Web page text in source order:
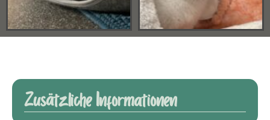
Zusätzliche Informationen